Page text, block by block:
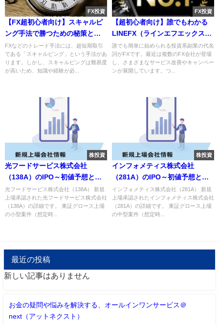
FX投資
【FX超初心者向け】スキャルピ
ング手法で勝つための秘策とお
ススメの口座
FXなどのトレード手法には、超短期取引
である「スキャルピング」という手法があ
ります。しかし、スキャルピングは難易度
が高いため、知識や経験が必...
FX投資
【超初心者向け】誰でもわかる
LINEFX（ラインエフエックス）
のやり方
誰でも簡単に始められる投資系副業の代名
詞がFXです。最近は複数のFX会社が登場
し、さまざまなサービス改善やキャンペー
ンが展開しています。つ...
株投資
光フードサービス株式会社
（138A）のIPO～初値予想と新
規上場情報～
光フードサービス株式会社（138A） 新規
上場承認された光フードサービス株式会社
（138A）の詳細です。 東証グロース上場
の小型案件（想定時...
株投資
インフォメティス株式会社
（281A）のIPO～初値予想と新
規上場情報～
インフォメティス株式会社（281A） 新規
上場承認されたインフォメティス株式会社
（281A）の詳細です。 東証グロース上場
の中型案件（想定時...
最近の投稿
新しい記事はありません
お金の疑問や悩みを解決する、オールインワンサービス＠
next（アットネクスト）